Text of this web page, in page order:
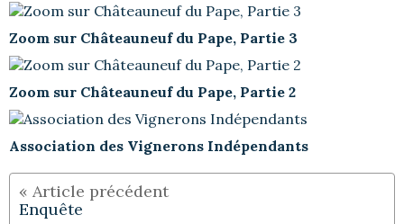
Zoom sur Châteauneuf du Pape, Partie 3
Zoom sur Châteauneuf du Pape, Partie 2
Association des Vignerons Indépendants
Enquête